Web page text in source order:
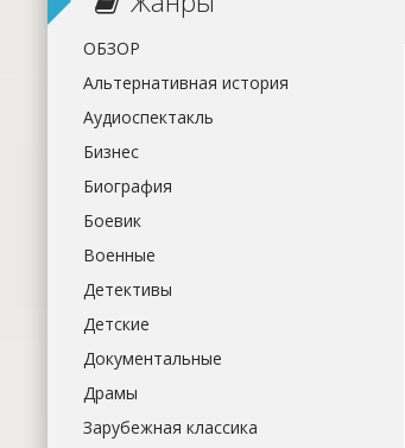
ОБЗОР
Альтернативная история
Аудиоспектакль
Бизнес
Биография
Боевик
Военные
Детективы
Детские
Документальные
Драмы
Зарубежная классика